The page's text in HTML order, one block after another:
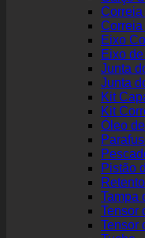
Correia
Eixo
Eixo
Junta
Junta
Kit
Kit
Óleo
Pistão
Tampa
Tensor
Tensor